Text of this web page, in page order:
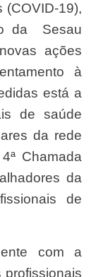
(COVID-19),
da Sesau
ações
à
está a
de saúde
da rede
Chamada
da
de